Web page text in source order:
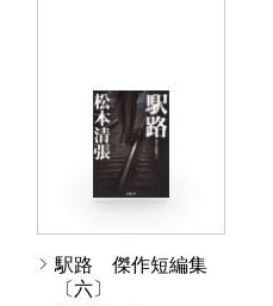
駅路 傑作短編集
〔六〕